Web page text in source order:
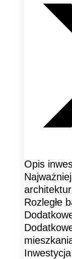
Opis
Rozległe